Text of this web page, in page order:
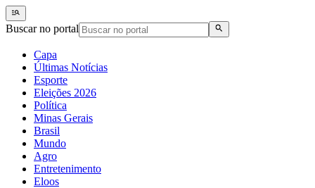
Buscar no portal
Capa
Últimas Notícias
Esporte
Eleições 2026
Política
Minas Gerais
Brasil
Mundo
Agro
Entretenimento
Eloos